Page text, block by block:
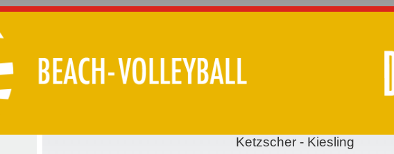
Ketzscher - Kiesling